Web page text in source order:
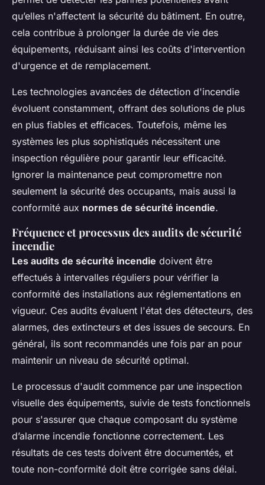
qu’elles n'affectent la sécurité du bâtiment. En outre,
cela contribue à prolonger la durée de vie des
équipements, réduisant ainsi les coûts d'intervention
d'urgence et de remplacement.
Les technologies avancées de détection d'incendie
évoluent constamment, offrant des solutions de plus
en plus fiables et efficaces. Toutefois, même les
systèmes les plus sophistiqués nécessitent une
inspection régulière pour garantir leur efficacité.
Ignorer la maintenance peut compromettre non
seulement la sécurité des occupants, mais aussi la
conformité aux normes de sécurité incendie.
Fréquence et processus des audits de sécurité
incendie
Les audits de sécurité incendie doivent être
effectués à intervalles réguliers pour vérifier la
conformité des installations aux réglementations en
vigueur. Ces audits évaluent l'état des détecteurs, des
alarmes, des extincteurs et des issues de secours. En
général, ils sont recommandés une fois par an pour
maintenir un niveau de sécurité optimal.
Le processus d'audit commence par une inspection
visuelle des équipements, suivie de tests fonctionnels
pour s'assurer que chaque composant du système
d’alarme incendie fonctionne correctement. Les
résultats de ces tests doivent être documentés, et
toute non-conformité doit être corrigée sans délai.